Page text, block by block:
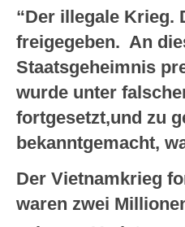
“Der illegale Krieg.
freigegeben. An
Staatsgeheimnis
wurde unter
fortgesetzt,und zu
bekanntgemacht,
Der Vietnamkrieg
waren zwei